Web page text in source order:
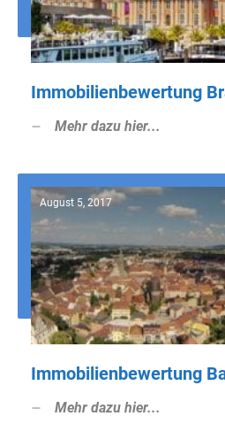
Immobilienbewertung
Mehr dazu hier...
August 5, 2017
Immobilienbewertung
Mehr dazu hier...